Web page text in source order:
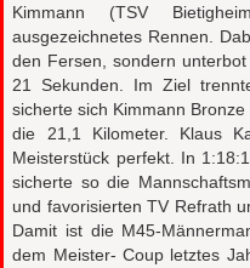
Kimmann (TSV
ausgezeichnetes Rennen.
den Fersen, sondern
21 Sekunden. Im Ziel
sicherte sich Kimmann
die 21,1 Kilometer. Klaus
Meisterstück perfekt. In
sicherte so die
und favorisierten TV Refrath
Damit ist die M45-
dem Meister- Coup letztes